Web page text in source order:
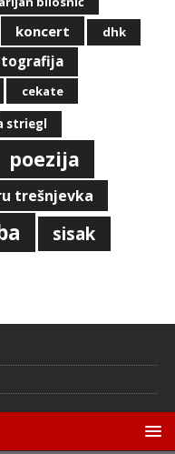
koncert dhk
cekate
striegl
poezija
trešnjevka
sisak